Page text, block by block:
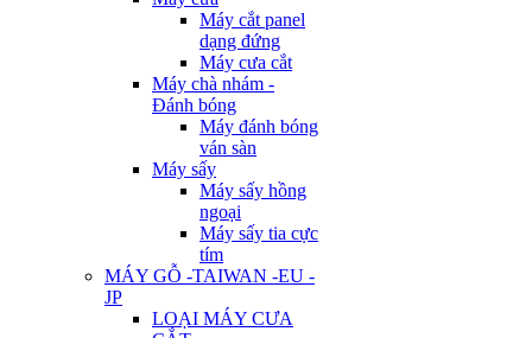
Máy cắt panel
dạng đứng
Máy cưa cắt
Máy chà nhám -
Đánh bóng
Máy đánh bóng
ván sàn
Máy sấy
Máy sấy hồng
ngoại
Máy sấy tia cực
tím
MÁY GỖ -TAIWAN -EU -
JP
LOẠI MÁY CƯA